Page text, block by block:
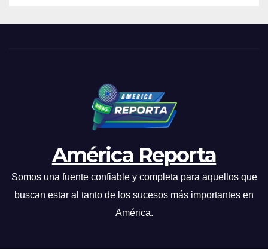
América Reporta
Somos una fuente confiable y completa para aquellos que
buscan estar al tanto de los sucesos más importantes en
América.